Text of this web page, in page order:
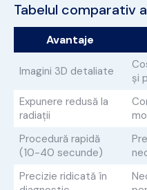
Tabelul comparativ
Avantaje
Imagini 3D detaliate
și
Expunere redusă la
radiații
Procedură rapidă
(10-40 secunde)
Precizie ridicată în